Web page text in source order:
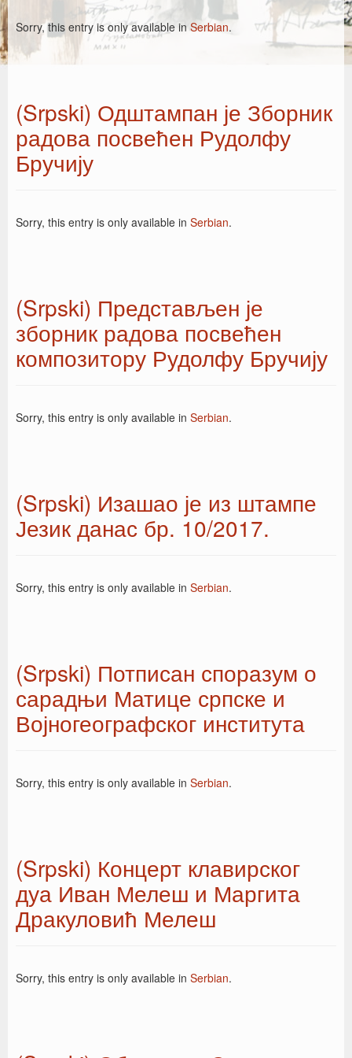
Sorry, this entry is only available inSerbian.
(Srpski) Одштампан је Зборник
радова посвећен Рудолфу
Бручију
Sorry, this entry is only available in Serbian.
(Srpski) Представљен је
зборник радова посвећен
композитору Рудолфу Бручију
Sorry, this entry is only available in Serbian.
(Srpski) Изашао је из штампе
Језик данас бр. 10/2017.
Sorry, this entry is only available in Serbian.
(Srpski) Потписан споразум о
сарадњи Матице српске и
Војногеографског института
Sorry, this entry is only available in Serbian.
(Srpski) Концерт клавирског
дуа Иван Мелеш и Маргита
Дракуловић Мелеш
Sorry, this entry is only available in Serbian.